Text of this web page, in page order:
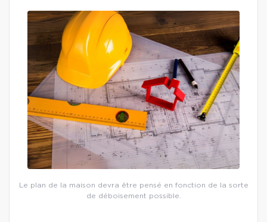
Le plan de la maison devra être pensé en fonction de la sorte
de déboisement possible.